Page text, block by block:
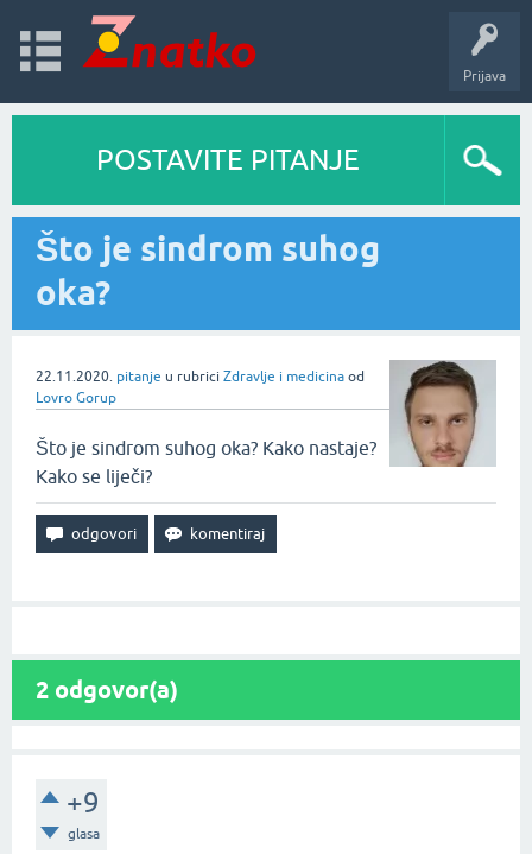
Prijava
POSTAVITE PITANJE
Što je sindrom suhog
oka?
22.11.2020. pitanje u rubrici Zdravlje i medicina od
Lovro Gorup
Što je sindrom suhog oka? Kako nastaje?
Kako se liječi?
2 odgovor(a)
+9
glasa